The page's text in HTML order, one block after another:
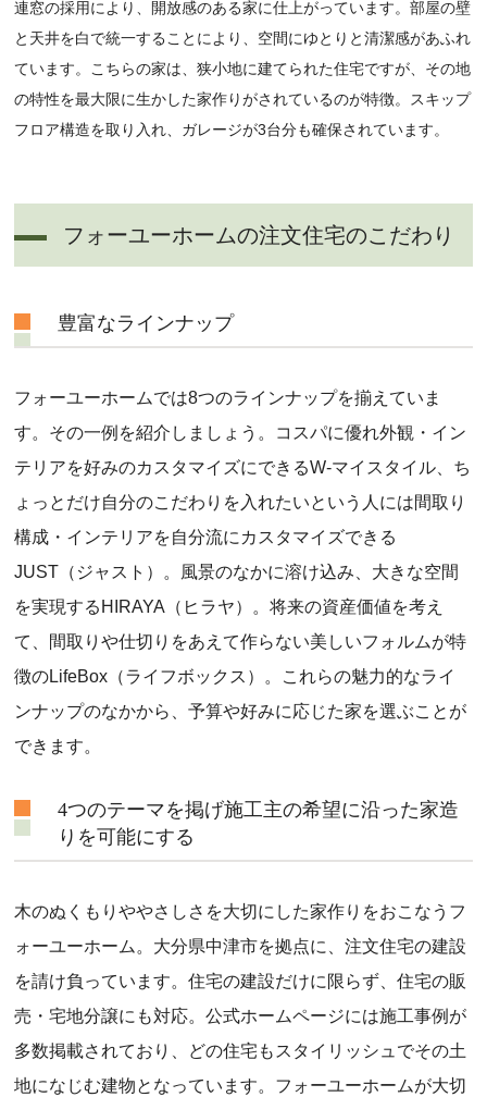
連窓の採用により、開放感のある家に仕上がっています。部屋の壁
と天井を白で統一することにより、空間にゆとりと清潔感があふれ
ています。こちらの家は、狭小地に建てられた住宅ですが、その地
の特性を最大限に生かした家作りがされているのが特徴。スキップ
フロア構造を取り入れ、ガレージが3台分も確保されています。
フォーユーホームの注文住宅のこだわり
豊富なラインナップ
フォーユーホームでは8つのラインナップを揃えていま
す。その一例を紹介しましょう。コスパに優れ外観・イン
テリアを好みのカスタマイズにできるW-マイスタイル、ち
ょっとだけ自分のこだわりを入れたいという人には間取り
構成・インテリアを自分流にカスタマイズできる
JUST（ジャスト）。風景のなかに溶け込み、大きな空間
を実現するHIRAYA（ヒラヤ）。将来の資産価値を考え
て、間取りや仕切りをあえて作らない美しいフォルムが特
徴のLifeBox（ライフボックス）。これらの魅力的なライ
ンナップのなかから、予算や好みに応じた家を選ぶことが
できます。
4つのテーマを掲げ施工主の希望に沿った家造
りを可能にする
木のぬくもりややさしさを大切にした家作りをおこなうフ
ォーユーホーム。大分県中津市を拠点に、注文住宅の建設
を請け負っています。住宅の建設だけに限らず、住宅の販
売・宅地分譲にも対応。公式ホームページには施工事例が
多数掲載されており、どの住宅もスタイリッシュでその土
地になじむ建物となっています。フォーユーホームが大切